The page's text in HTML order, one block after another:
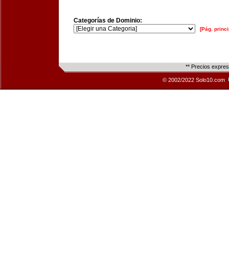
Categorías de Dominio:
[Pág.
** Precios
© 2002/2022 Solo10.com